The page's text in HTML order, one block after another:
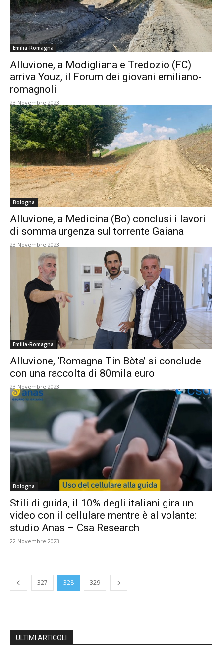
Emilia-Romagna
Alluvione, a Modigliana e Tredozio (FC)
arriva Youz, il Forum dei giovani emiliano-
romagnoli
23 Novembre 2023
Bologna
Alluvione, a Medicina (Bo) conclusi i lavori
di somma urgenza sul torrente Gaiana
23 Novembre 2023
Emilia-Romagna
Alluvione, ‘Romagna Tin Bòta’ si conclude
con una raccolta di 80mila euro
23 Novembre 2023
Bologna
Stili di guida, il 10% degli italiani gira un
video con il cellulare mentre è al volante:
studio Anas – Csa Research
22 Novembre 2023
327 328 329
ULTIMI ARTICOLI